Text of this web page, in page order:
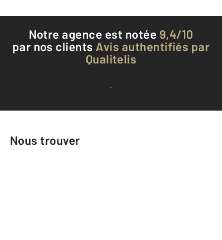
Notre agence est notée 9,4/10
par nos clients Avis authentifiés par
Qualitelis
Voir tous les avis clients
Nous trouver